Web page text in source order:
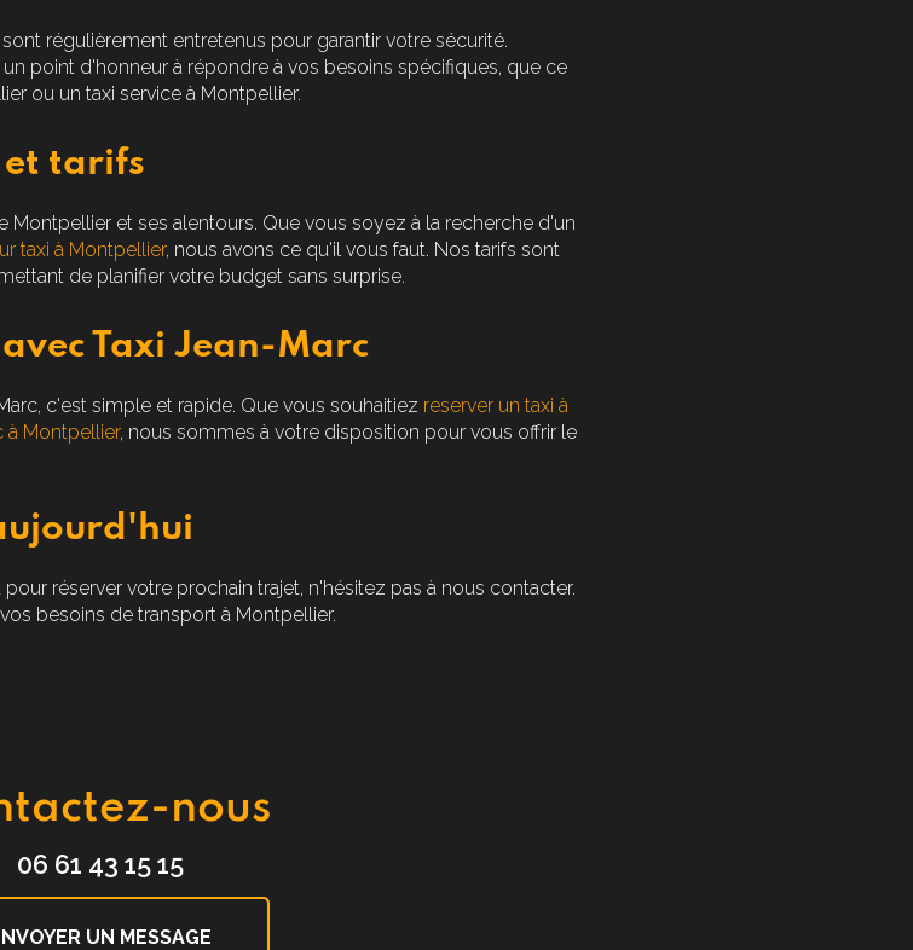
régulièrement entretenus pour garantir votre sécurité.
point d'honneur à répondre à vos besoins spécifiques, que ce
ou un taxi service à Montpellier.
tarifs
et ses alentours. Que vous soyez à la recherche d'un
taxi à Montpellier, nous avons ce qu'il vous faut. Nos tarifs sont
de planifier votre budget sans surprise.
Taxi Jean-Marc
c'est simple et rapide. Que vous souhaitiez reserver un taxi à
à Montpellier, nous sommes à votre disposition pour vous offrir le
réserver votre prochain trajet, n'hésitez pas à nous contacter.
besoins de transport à Montpellier.
nous
06 61 43 15 15
UN MESSAGE